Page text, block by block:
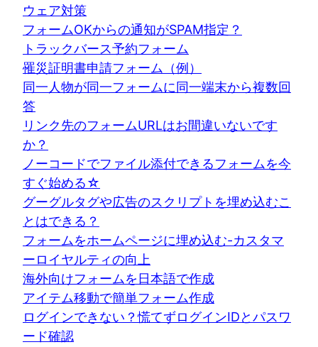
ウェア対策
フォームOKからの通知がSPAM指定？
トラックバース予約フォーム
罹災証明書申請フォーム（例）
同一人物が同一フォームに同一端末から複数回
答
リンク先のフォームURLはお間違いないです
か？
ノーコードでファイル添付できるフォームを今
すぐ始める☆
グーグルタグや広告のスクリプトを埋め込むこ
とはできる？
フォームをホームページに埋め込む-カスタマ
ーロイヤルティの向上
海外向けフォームを日本語で作成
アイテム移動で簡単フォーム作成
ログインできない？慌てずログインIDとパスワ
ード確認